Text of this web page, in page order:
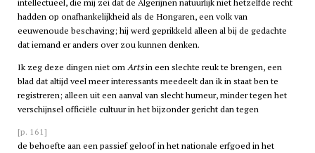
hadden op onafhankelijkheid als de Hongaren, een volk van
eeuwenoude beschaving; hij werd geprikkeld alleen al bij de gedachte
dat iemand er anders over zou kunnen denken.
Ik zeg deze dingen niet omArtsin een slechte reuk te brengen, een
blad dat altijd veel meer interessants meedeelt dan ik in staat ben te
registreren; alleen uit een aanval van slecht humeur, minder tegen het
verschijnsel officiële cultuur in het bijzonder gericht dan tegen
[p. 161]
de behoefte aan een passief geloof in het nationale erfgoed in het